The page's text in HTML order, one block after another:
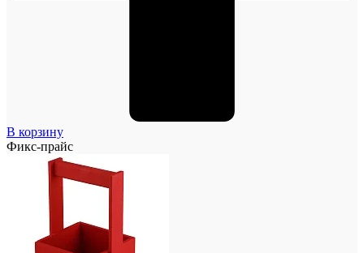
В корзину
Фикс-прайс